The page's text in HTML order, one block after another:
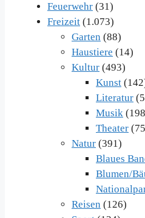
Feuerwehr (31)
Freizeit (1.073)
Garten (88)
Haustiere (14)
Kultur (493)
Kunst
Literatur
Musik
Theater
Natur (391)
Blaues
Blumen/
Reisen (126)